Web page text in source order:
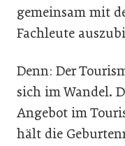
gemeinsam mit
Fachleute
Denn: Der
sich im Wandel.
Angebot im
hält die